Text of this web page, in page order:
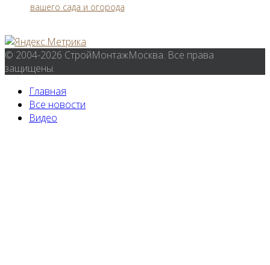
вашего сада и огорода
© 2004-2026 СтройМонтажМосква. Все права
защищены.
Главная
Все новости
Видео